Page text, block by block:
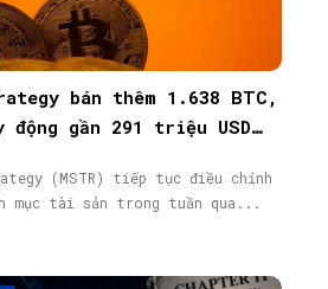
bán thêm 1.638 BTC,
động gần 291 triệu USD
(MSTR) tiếp tục điều chỉnh
mục tài sản trong tuần qua...